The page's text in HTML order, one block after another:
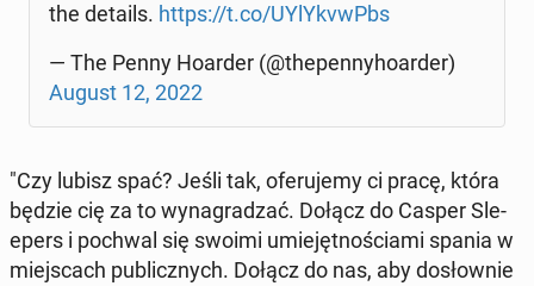
the details. https://t.co/UY­lY­kvwPbs
— The Penny Hoarder (@the­pen­ny­ho­ar­der)
August 12, 2022
"Czy lubisz spać? Jeśli tak, ofe­ru­je­my ci pracę, która
będzie cię za to wy­na­gra­dzać. Dołącz do Casper Sle­
epers i pochwal się swoimi umie­jęt­no­ścia­mi spania w
miej­scach pu­blicz­nych. Dołącz do nas, aby do­słow­nie